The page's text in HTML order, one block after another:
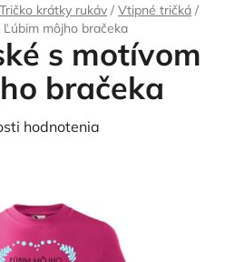
Tričko krátky rukáv / Vtipné tričká /
môjho bračeka
s motívom
bračeka
hodnotenia